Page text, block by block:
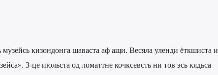
кизондонга шаваста аф ащи. Весяла уленди ёткшиста и
3-це июльста од ломаттне кочксевсть ни тов эсь кядьса